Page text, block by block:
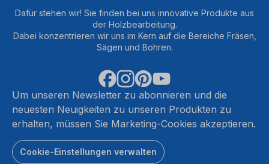
Dafür stehen wir! Sie finden bei uns innovative Produkte aus
der Holzbearbeitung.
Dabei konzentrieren wir uns im Kern auf die Bereiche Fräsen,
Sägen und Bohren.
Um unseren Newsletter zu abonnieren und die
neuesten Neuigkeiten zu unseren Produkten zu
erhalten, müssen Sie Marketing-Cookies akzeptieren.
Cookie-Einstellungen verwalten